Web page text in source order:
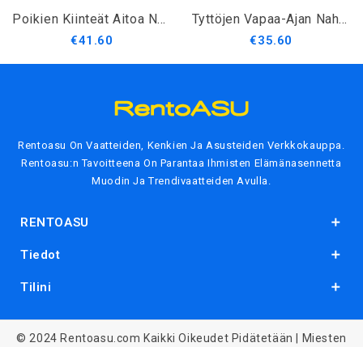
Poikien Kiinteät Aitoa Nahkakengät
€41.60
Tyttöjen Vapaa-Ajan Nahkakengät
€35.60
Rentoasu On Vaatteiden, Kenkien Ja Asusteiden Verkkokauppa.
Rentoasu:n Tavoitteena On Parantaa Ihmisten Elämänasennetta
Muodin Ja Trendivaatteiden Avulla.
RENTOASU
Tiedot
Tilini
© 2024 Rentoasu.com Kaikki Oikeudet Pidätetään | Miesten